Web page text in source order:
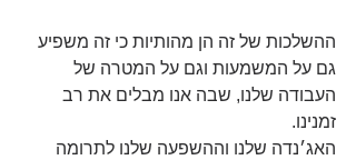
ההשלכות של זה הן מהותיות כי זה משפיע
גם על המשמעות וגם על המטרה של
העבודה שלנו, שבה אנו מבלים את רב
זמנינו.
האג׳נדה שלנו וההשפעה שלנו לתרומה